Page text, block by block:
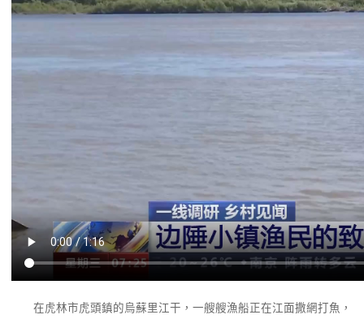
在虎林市虎頭鎮的烏蘇里江干，一艘艘漁船正在江面撒網打魚，